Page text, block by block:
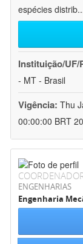
espécies distrib
Instituição/UF/
- MT - Brasil
Vigência: Thu
00:00:00 BRT
ENGENHARIAS
Engenharia